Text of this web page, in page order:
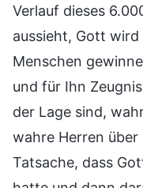
Verlauf dieses
aussieht, Gott wird
Menschen
und für Ihn
der Lage sind,
wahre Herren über
Tatsache, dass